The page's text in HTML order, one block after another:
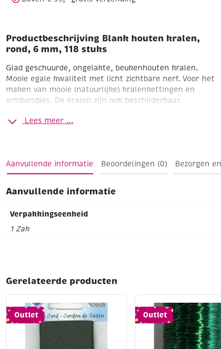
Productbeschrijving Blank houten kralen,
rond, 6 mm, 118 stuks
Glad geschuurde, ongelakte, beukenhouten kralen.
Mooie egale kwaliteit met licht zichtbare nerf. Voor het
maken van mooie (natuurlijke) kralenkettingen en
armbandjes. De kralen zijn ook beschilderbaar.
Ø 6 mmBoorgat 2 mm
Lees meer ...
Aanvullende informatie Beoordelingen (0) Bezorgen
Aanvullende informatie
Verpakkingseenheid
1 Zak
Gerelateerde producten
Outlet Outlet